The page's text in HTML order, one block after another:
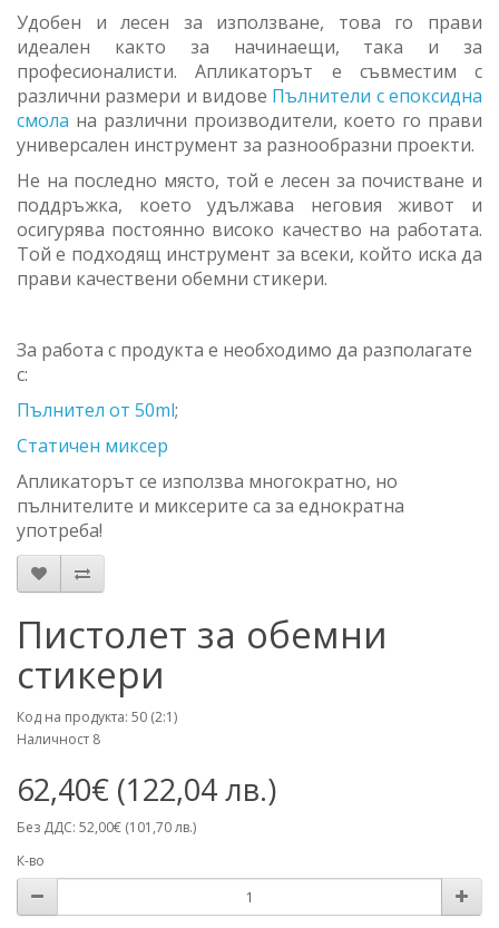
Удобен и лесен за използване, това го прави
идеален както за начинаещи, така и за
професионалисти. Апликаторът е съвместим с
различни размери и видове Пълнители с епоксидна
смола на различни производители, което го прави
универсален инструмент за разнообразни проекти.
Не на последно място, той е лесен за почистване и
поддръжка, което удължава неговия живот и
осигурява постоянно високо качество на работата.
Той е подходящ инструмент за всеки, който иска да
прави качествени обемни стикери.
За работа с продукта е необходимо да разполагате
с:
Пълнител от 50ml;
Статичен миксер
Апликаторът се използва многократно, но
пълнителите и миксерите са за еднократна
употреба!
Пистолет за обемни
стикери
Код на продукта: 50 (2:1)
Наличност 8
62,40€ (122,04 лв.)
Без ДДС: 52,00€ (101,70 лв.)
К-во